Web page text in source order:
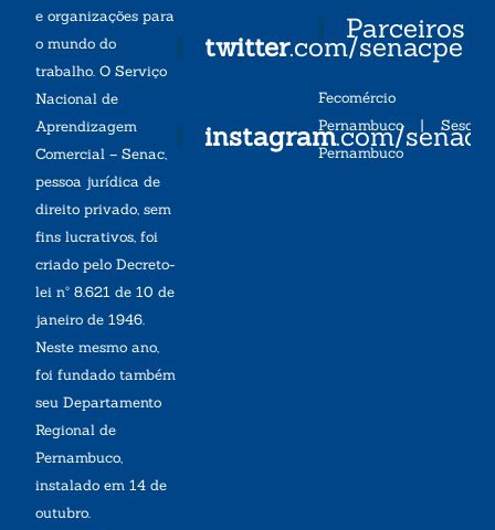
e organizações para
o mundo do
trabalho. O Serviço
Nacional de
Aprendizagem
Comercial – Senac,
pessoa jurídica de
direito privado, sem
fins lucrativos, foi
criado pelo Decreto-
lei nº 8.621 de 10 de
janeiro de 1946.
Neste mesmo ano,
foi fundado também
seu Departamento
Regional de
Pernambuco,
instalado em 14 de
outubro.
twitter.com/senacpe
instagram.com/
Parceiros
Fecomércio
Pernambuco| Sesc
Pernambuco